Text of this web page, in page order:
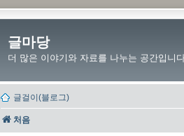
글마당
더 많은 이야기와 자료를 나누는 공간입니
글걸이(블로그)
처음